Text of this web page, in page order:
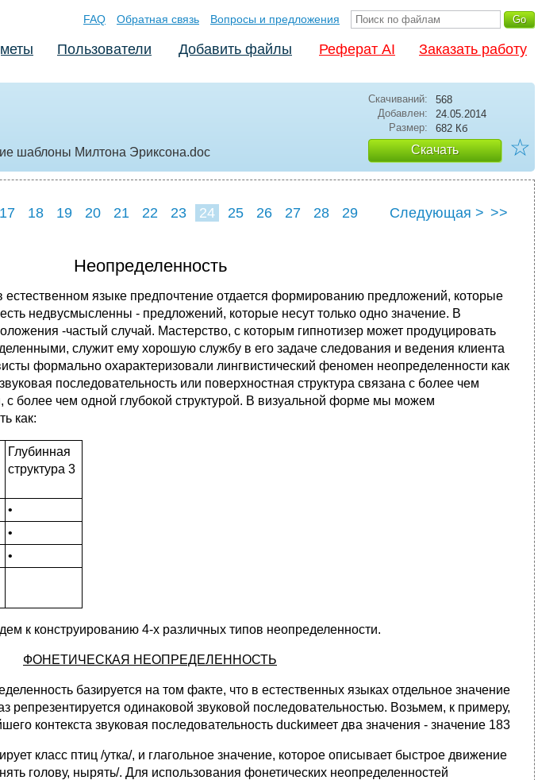
FAQ Обратная связь Вопросы и предложения
Пользователи Добавить файлы Реферат AI Заказать работу
шаблоны Милтона Эриксона.doc
Скачиваний:
568
Добавлен:
24.05.2014
Размер:
682 Кб
Скачать ☆
17 18 19 20 21 22 23 24 25 26 27 28 29 Следующая > >>
Неопределенность
языке предпочтение отдается формированию предложений, которые
недвусмысленны - предложений, которые несут только одно значение. В
-частый случай. Мастерство, с которым гипнотизер может продуцировать
служит ему хорошую службу в его задаче следования и ведения клиента
формально охарактеризовали лингвистический феномен неопределенности как
последовательность или поверхностная структура связана с более чем
с более чем одной глубокой структурой. В визуальной форме мы можем
как:
Глубинная
структура 3
•
•
•
к конструированию 4-х различных типов неопределенности.
ФОНЕТИЧЕСКАЯ НЕОПРЕДЕЛЕННОСТЬ
базируется на том факте, что в естественных языках отдельное значение
репрезентируется одинаковой звуковой последовательностью. Возьмем, к примеру,
контекста звуковая последовательность duckимеет два значения - значение 183
класс птиц /утка/, и глагольное значение, которое описывает быстрое движение
голову, нырять/. Для использования фонетических неопределенностей